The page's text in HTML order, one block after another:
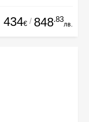
434€ / 848.83
лв.